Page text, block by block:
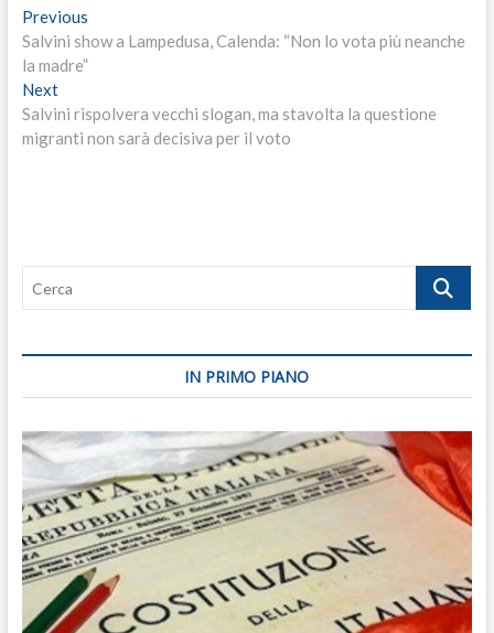
Navigazione
articoli
PreviousPrevious
post:
Salvini show a Lampedusa, Calenda: “Non lo vota più neanche
la madre”
NextNext
post:
Salvini rispolvera vecchi slogan, ma stavolta la questione
migranti non sarà decisiva per il voto
Cerca
IN PRIMO PIANO